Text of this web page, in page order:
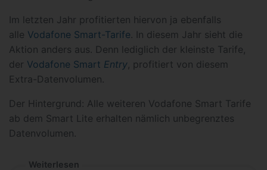
Im letzten Jahr profitierten hiervon ja ebenfalls
alle Vodafone Smart-Tarife. In diesem Jahr sieht die
Aktion anders aus. Denn lediglich der kleinste Tarife,
der Vodafone Smart Entry, profitiert von diesem
Extra-Datenvolumen.
Der Hintergrund: Alle weiteren Vodafone Smart Tarife
ab dem Smart Lite erhalten nämlich unbegrenztes
Datenvolumen.
Weiterlesen